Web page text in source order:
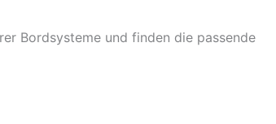
Bordsysteme und finden die passende